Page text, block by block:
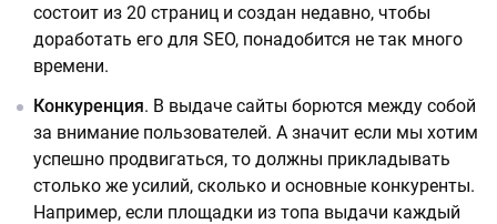
состоит из 20 страниц и создан недавно, чтобы
доработать его для SEO, понадобится не так много
времени.
Конкуренция. В выдаче сайты борются между собой
за внимание пользователей. А значит если мы хотим
успешно продвигаться, то должны прикладывать
столько же усилий, сколько и основные конкуренты.
Например, если площадки из топа выдачи каждый